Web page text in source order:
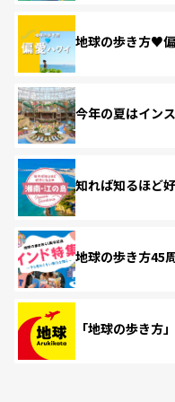
地球の歩き方♥
今年の夏はイン
知れば知るほど
地球の歩き方45
「地球の歩き方